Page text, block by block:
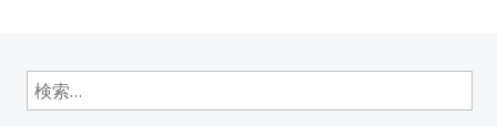
検
索: